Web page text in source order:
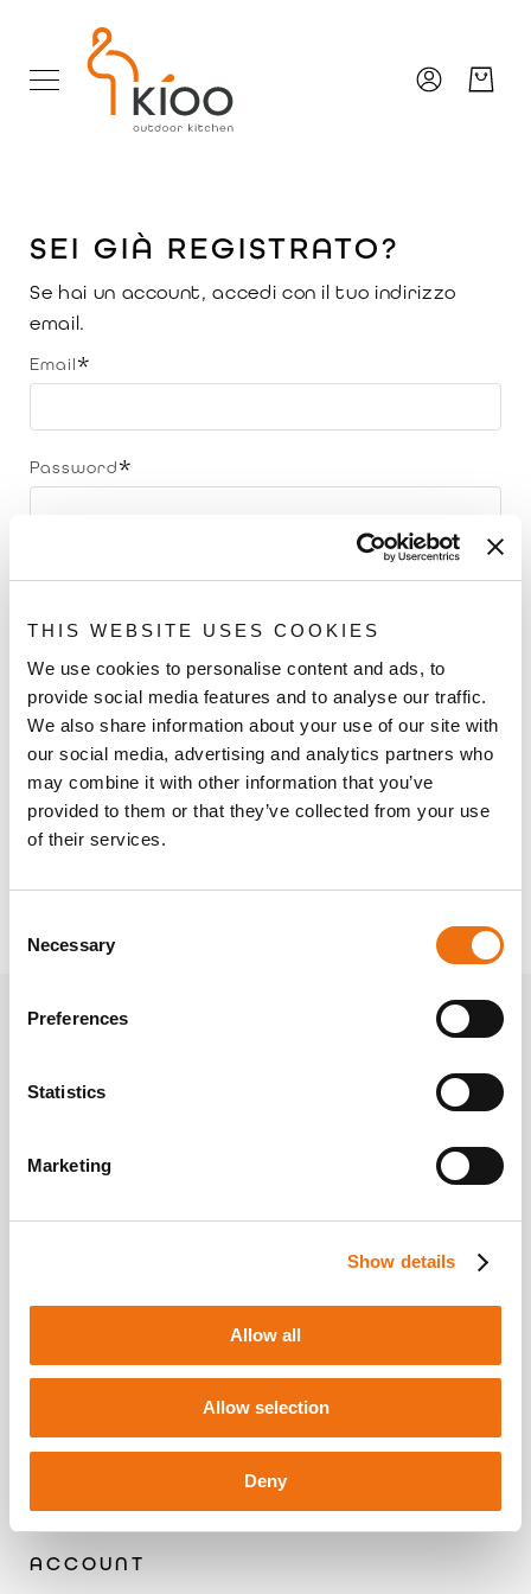
THIS WEBSITE USES COOKIES
We use cookies to personalise content and ads, to
provide social media features and to analyse our traffic.
We also share information about your use of our site with
our social media, advertising and analytics partners who
may combine it with other information that you’ve
provided to them or that they’ve collected from your use
of their services.
Selection
Necessary
Preferences
Statistics
Marketing
Show details
Allow all
Allow selection
Deny
contenuto
SEI GIÀ REGISTRATO?
Se hai un account, accedi con il tuo indirizzo
email.
Email
Password
Accedi
NON HAI UN ACCOUNT?
Creare un accountha molti benefici: effettua il
checkout più velocemente, registra più indirizzi,
Prodotti
Contattaci
Spedizione e consegna
Termini e condizioni
ACCOUNT